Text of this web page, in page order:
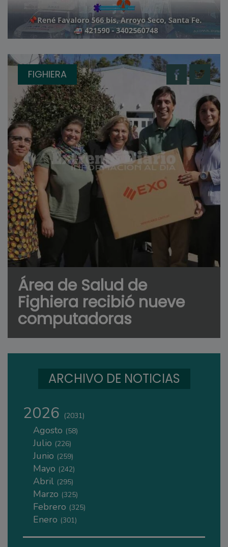
FIGHIERA
Área de Salud de
Fighiera recibió nueve
computadoras
ARCHIVO DE NOTICIAS
2026 (2031)
Agosto (58)
Julio (226)
Junio (259)
Mayo (242)
Abril (295)
Marzo (325)
Febrero (325)
Enero (301)